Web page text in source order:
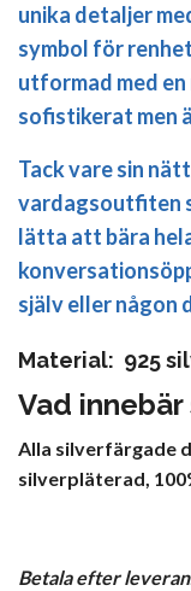
unika detaljer
symbol för
utformad med en
sofistikerat men
Tack vare sin
vardagsoutfiten
lätta att bära
själv eller någon
Material: 925
Vad
Alla silverfärgade
silverpläterad,
Betala efter